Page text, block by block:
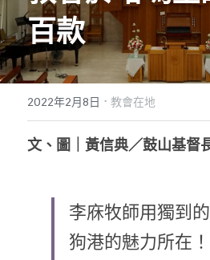
雜誌專欄
最新文章
編者的話
本期主題
台灣教會人物檔案
乘著夢想去旅行
畫話人生
寫寫畫畫
漫畫
訂購/奉獻/廣告刊登
好站連結
搜索
百款
2022年2月8日 · 教會在地
文、圖｜黃信典／鼓山基督
李庥牧師用獨到
狗港的魅力所在